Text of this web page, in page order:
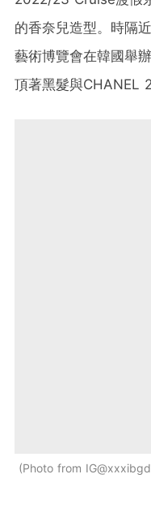
的香奈兒造型。時隔
藝術博覽會在韓國舉
頂著黑髮與CHANEL
Photo from